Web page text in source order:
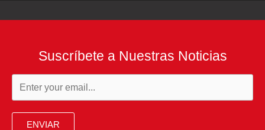
Suscríbete a Nuestras Noticias
ENVIAR